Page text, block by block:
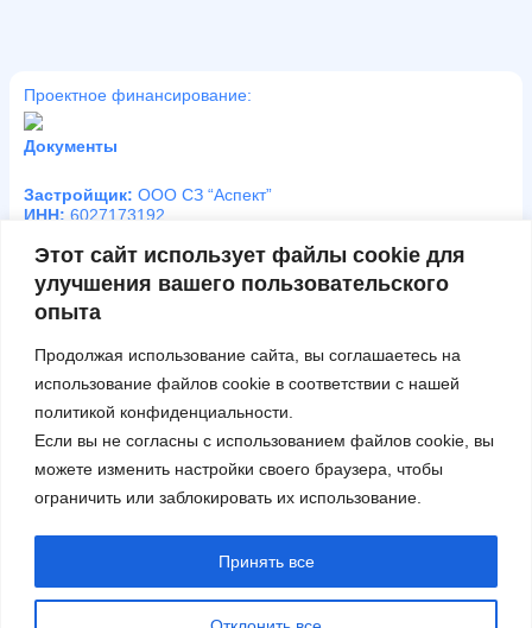
Этот сайт использует файлы cookie для
улучшения вашего пользовательского
опыта
Продолжая использование сайта, вы соглашаетесь на
использование файлов cookie в соответствии с нашей
политикой конфиденциальности
Если вы не согласны с использованием файлов cookie, вы
можете изменить настройки своего браузера, чтобы
ограничить или заблокировать их использование.
Принять все
Проектное финансирование:
Документы
Застройщик: ООО СЗ “Аспект”
ИНН: 6027173192
Юридический адрес:
180020, Псковская область, город Псков, Алмазная ул., д. 7,
офис 104
Электронный адрес: asp3192@mail.ru
График работы:
Будние дни с 10:00 до 17:00
Условия покупкиЮридическая информацияПлан этажа
Политика конфиденциальности